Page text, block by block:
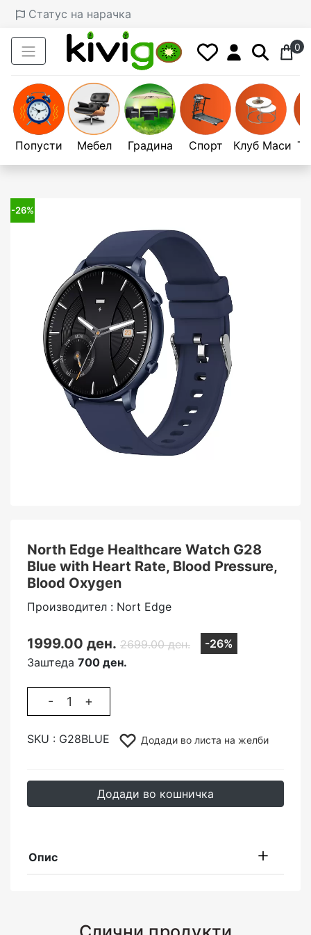
Статус на нарачка
0
Попусти Мебел Градина Спорт Клуб Маси
-26%
North Edge Healthcare Watch G28
Blue with Heart Rate, Blood Pressure,
Blood Oxygen
Производител : Nort Edge
1999.00 ден. 2699.00 ден.
-26%
Заштеда 700 ден.
- +
SKU : G28BLUE Додади во листа на желби
Додади во кошничка
Опис